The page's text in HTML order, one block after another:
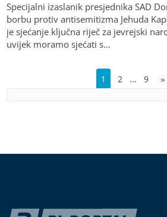
Specijalni izaslanik presjednika SAD
borbu protiv antisemitizma Јehuda
je sjećanje ključna riječ za jevrejski
uvijek moramo sjećati s…
1 2 … 9 »